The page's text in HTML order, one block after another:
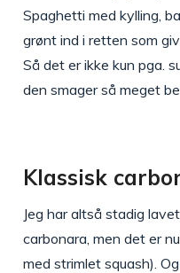
Spaghetti med kylling,
grønt ind i retten som
Så det er ikke kun pga.
den smager så meget
Klassisk
Jeg har altså stadig
carbonara, men det er
med strimlet squash).